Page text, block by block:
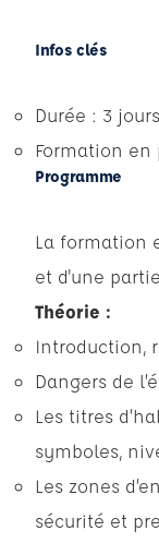
Infos clés
Durée : 3
Formation en
Programme
La formation
et d'une
Théorie :
Introduction,
Dangers de
Les titres
symboles,
Les zones
sécurité et